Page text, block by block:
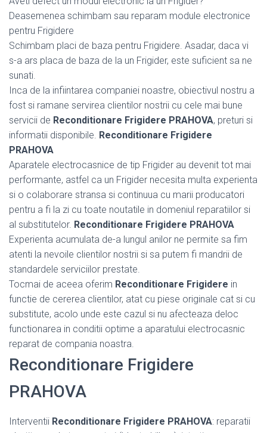
Deasemenea schimbam sau reparam module electronice
pentru Frigidere
Schimbam placi de baza pentru Frigidere. Asadar, daca vi
s-a ars placa de baza de la un Frigider, este suficient sa ne
sunati.
Inca de la infiintarea companiei noastre, obiectivul nostru a
fost si ramane servirea clientilor nostrii cu cele mai bune
servicii de Reconditionare Frigidere PRAHOVA, preturi si
informatii disponibile. Reconditionare Frigidere
PRAHOVA
Aparatele electrocasnice de tip Frigider au devenit tot mai
performante, astfel ca un Frigider necesita multa experienta
si o colaborare stransa si continuua cu marii producatori
pentru a fi la zi cu toate noutatile in domeniul reparatiilor si
al substitutelor. Reconditionare Frigidere PRAHOVA
Experienta acumulata de-a lungul anilor ne permite sa fim
atenti la nevoile clientilor nostrii si sa putem fi mandrii de
standardele serviciilor prestate.
Tocmai de aceea oferim Reconditionare Frigidere in
functie de cererea clientilor, atat cu piese originale cat si cu
substitute, acolo unde este cazul si nu afecteaza deloc
functionarea in conditii optime a aparatului electrocasnic
reparat de compania noastra.
Reconditionare Frigidere
PRAHOVA
Interventii Reconditionare Frigidere PRAHOVA: reparatii